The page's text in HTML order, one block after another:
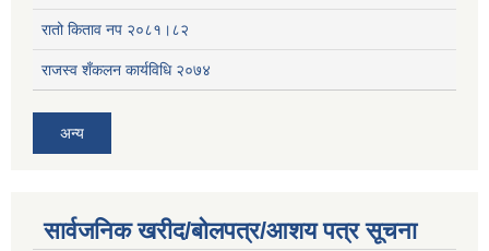
रातो किताव नप २०८१।८२
राजस्व शँकलन कार्यविधि २०७४
अन्य
सार्वजनिक खरीद/बोलपत्र/आशय पत्र सूचना